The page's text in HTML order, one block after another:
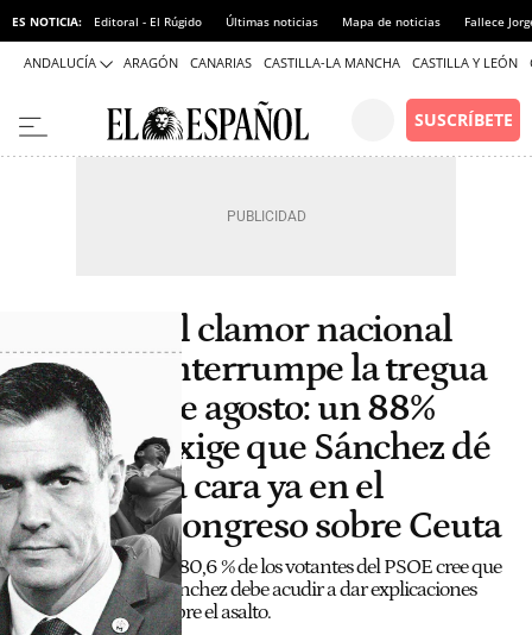
ES NOTICIA: Editoral - El Rúgido Últimas noticias Mapa de noticias Fallece
ANDALUCÍA ARAGÓN CANARIAS CASTILLA-LA MANCHA CASTILLA Y LEÓN
El clamor nacional
interrumpe la tregua
de agosto: un 88%
exige que Sánchez dé
la cara ya en el
Congreso sobre Ceuta
El 80,6 % de los votantes del PSOE cree que
Sánchez debe acudir a dar explicaciones
sobre el asalto.